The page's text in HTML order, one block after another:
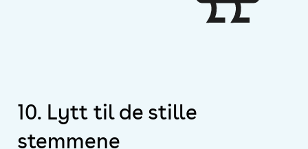
10. Lytt til de stille
stemmene